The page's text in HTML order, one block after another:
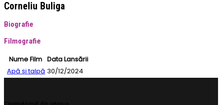
Corneliu Buliga
Biografie
Filmografie
Nume Film Data Lansării
Apă și talpă 30/12/2024